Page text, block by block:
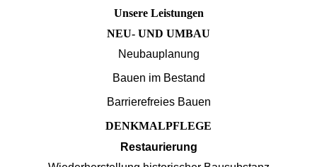
Unsere Leistungen
NEU- UND UMBAU
Neubauplanung
Bauen im Bestand
Barrierefreies Bauen
DENKMALPFLEGE
Restaurierung